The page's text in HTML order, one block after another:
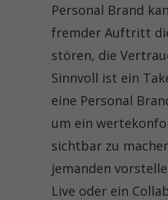
Personal Brand
fremder Auftritt
stören, die
Sinnvoll ist ein
eine Personal
um ein
sichtbar zu
jemanden
Live oder ein